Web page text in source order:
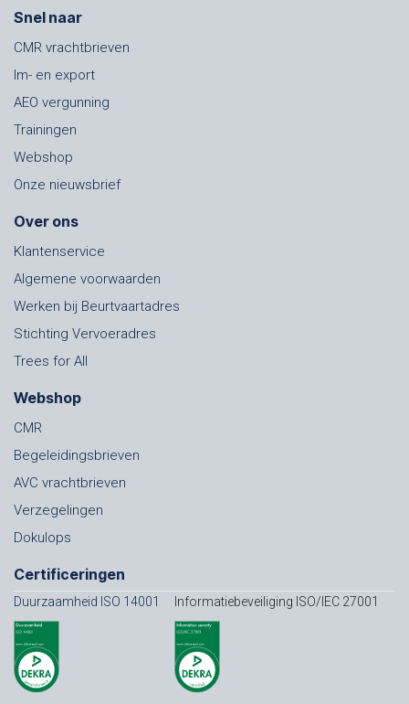
Snel naar
CMR vrachtbrieven
Im- en export
AEO vergunning
Trainingen
Webshop
Onze nieuwsbrief
Over ons
Klantenservice
Algemene voorwaarden
Werken bij Beurtvaartadres
Stichting Vervoeradres
Trees for All
Webshop
CMR
Begeleidingsbrieven
AVC vrachtbrieven
Verzegelingen
Dokulops
Certificeringen
Duurzaamheid ISO 14001 Informatiebeveiliging ISO/IEC 27001